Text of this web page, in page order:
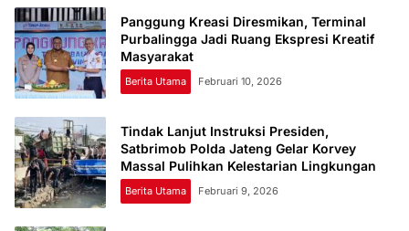
Panggung Kreasi Diresmikan, Terminal
Purbalingga Jadi Ruang Ekspresi Kreatif
Masyarakat
Berita Utama Februari 10, 2026
Tindak Lanjut Instruksi Presiden,
Satbrimob Polda Jateng Gelar Korvey
Massal Pulihkan Kelestarian Lingkungan
Berita Utama Februari 9, 2026